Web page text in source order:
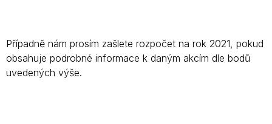
Případně nám prosím zašlete rozpočet na rok 2021, pokud
obsahuje podrobné informace k daným akcím dle bodů
uvedených výše.